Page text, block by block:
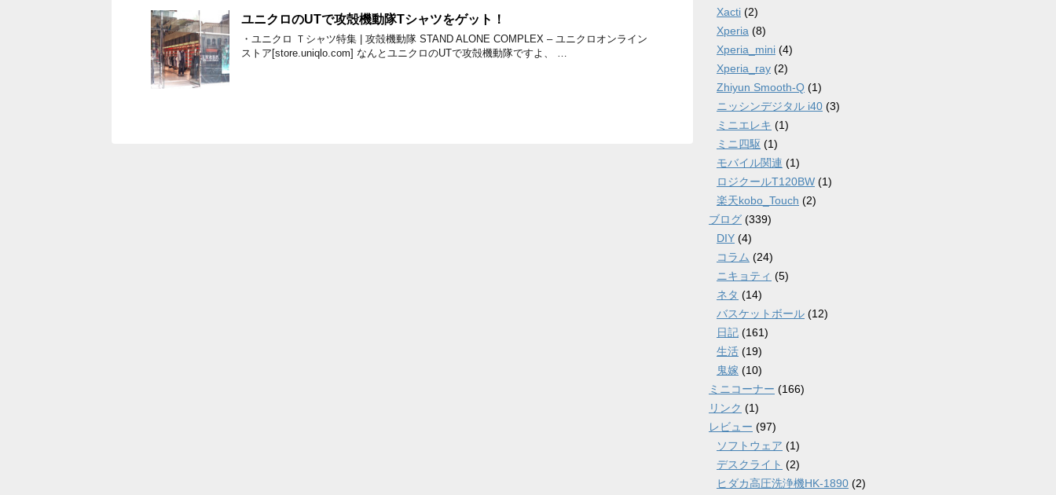
ユニクロのUTで攻殻機動隊Tシャツをゲット！
・ユニクロ Ｔシャツ特集 | 攻殻機動隊 STAND ALONE COMPLEX – ユニクロオンライン
ストア[store.uniqlo.com] なんとユニクロのUTで攻殻機動隊ですよ、 …
Xacti (2)
Xperia (8)
Xperia_mini (4)
Xperia_ray (2)
Zhiyun Smooth-Q (1)
ニッシンデジタル i40 (3)
ミニエレキ (1)
ミニ四駆 (1)
モバイル関連 (1)
ロジクールT120BW (1)
楽天kobo_Touch (2)
ブログ (339)
DIY (4)
コラム (24)
ニキョティ (5)
ネタ (14)
バスケットボール (12)
日記 (161)
生活 (19)
鬼嫁 (10)
ミニコーナー (166)
リンク (1)
レビュー (97)
ソフトウェア (1)
デスクライト (2)
ヒダカ高圧洗浄機HK-1890 (2)